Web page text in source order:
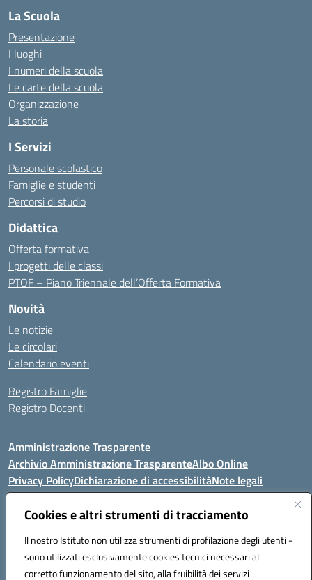
Cookies e altri strumenti di tracciamento
Il nostro Istituto non utilizza strumenti di profilazione degli utenti -
sono utilizzati esclusivamente cookies tecnici necessari al
corretto funzionamento del sito, alla fruibilità dei servizi
La Scuola
Presentazione
I luoghi
I numeri della scuola
Le carte della scuola
Organizzazione
La storia
I Servizi
Personale scolastico
Famiglie e studenti
Percorsi di studio
Didattica
Offerta formativa
I progetti delle classi
PTOF – Piano Triennale dell’Offerta Formativa
Novità
Le notizie
Le circolari
Calendario eventi
Registro Famiglie
Registro Docenti
Amministrazione Trasparente
Archivio Amministrazione TrasparenteAlbo Online
Privacy PolicyDichiarazione di accessibilitàNote legali
Istituto Comprensivo Statale
Via Cupa Campanariello, 5 - 80059, Torre del Greco (NA)